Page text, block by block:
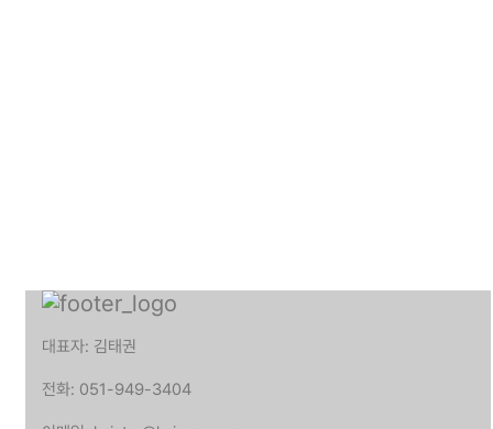
대표자: 김태권
전화: 051-949-3404